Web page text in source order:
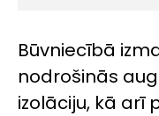
Būvniecībā
nodrošinās a
izolāciju, kā arī